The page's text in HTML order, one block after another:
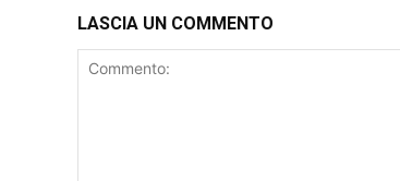
LASCIA UN COMMENTO